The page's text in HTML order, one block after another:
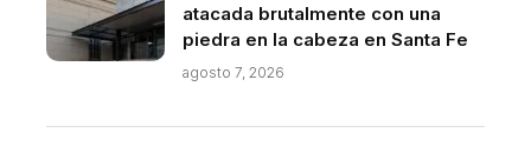
atacada brutalmente con una
piedra en la cabeza en Santa Fe
agosto 7, 2026